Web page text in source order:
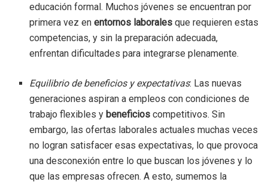
educación formal. Muchos jóvenes se encuentran por
primera vez enentornos laboralesque requieren estas
competencias, y sin la preparación adecuada,
enfrentan dificultades para integrarse plenamente.
Equilibrio de beneficios y expectativas: Las nuevas
generaciones aspiran a empleos con condiciones de
trabajo flexibles y beneficioscompetitivos. Sin
embargo, las ofertas laborales actuales muchas veces
no logran satisfacer esas expectativas, lo que provoca
una desconexión entre lo que buscan los jóvenes y lo
que las empresas ofrecen. A esto, sumemos la